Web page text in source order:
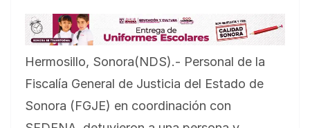
Hermosillo, Sonora(NDS).- Personal de la
Fiscalía General de Justicia del Estado de
Sonora (FGJE) en coordinación con